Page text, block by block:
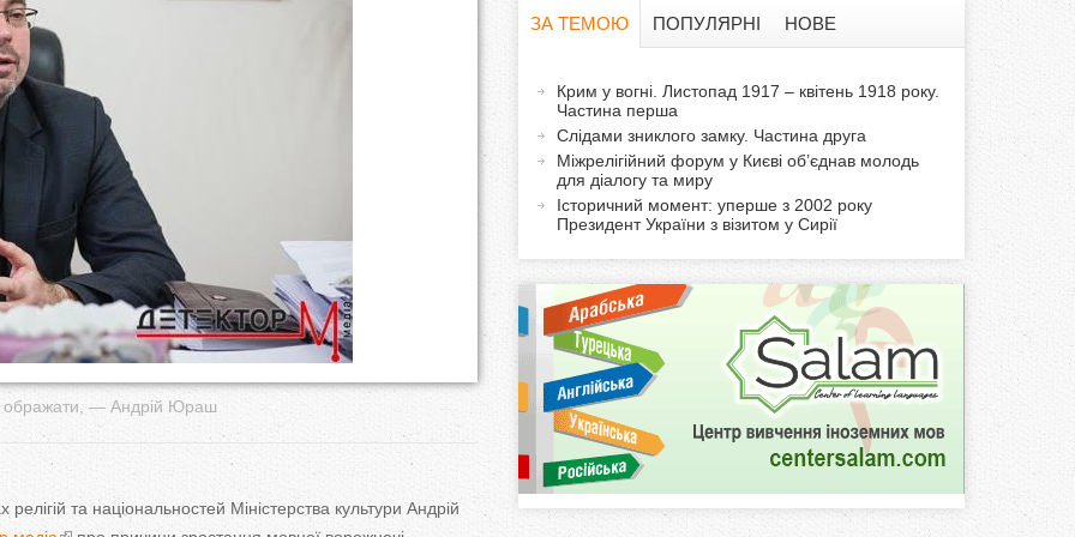
ображати, — Андрій Юраш
релігій та національностей Міністерства культури Андрій
а
ф
о
р
м
o
a
l
ЗА ТЕМОЮ
т
в
а
ПОПУЛЯРНІ НОВЕ
Крим у вогні. Листопад 1917 – квітень 1918 року.
Частина перша
Слідами зниклого замку. Частина друга
Міжрелігійний форум у Києві об’єднав молодь
для діалогу та миру
Історичний момент: уперше з 2002 року
Президент України з візитом у Сирії